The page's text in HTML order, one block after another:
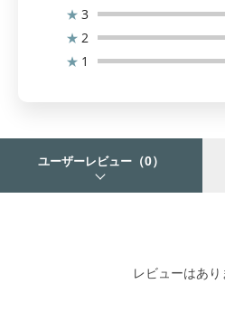
★ 3
★ 2
★ 1
ユーザーレビュー （0）
レビューはあり